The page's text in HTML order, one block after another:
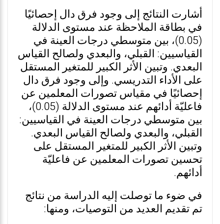
أشارت النتائج إلى وجود فرق دال إحصائيًا
في بطاقة الملاحظة عند مستوى الدلالة
(0.05)، بين متوسطي درجات العينة في
القياسيين: القبلي، والبعدي ولصالح القياس
البعدي. وتبين الأثر الكبير للمتغير المستقل
على الأداء التدريسي. وإلى وجود فرق دال
إحصائيًا في مقياس تصورات المعلمين عن
فاعليّة أدائهم عند مستوى الدلالة (0.05)،
بين متوسطي درجات العينة في القياسيين:
القبلي، والبعدي ولصالح القياس البعدي.
وتبين الأثر الكبير للمتغير المستقل على
تحسين تصورات المعلمين عن فاعليّة
أدائهم.
في ضوء ما توصلت إليه الدراسة من نتائج
تم تقديم العديد من التوصيات، ومنها: